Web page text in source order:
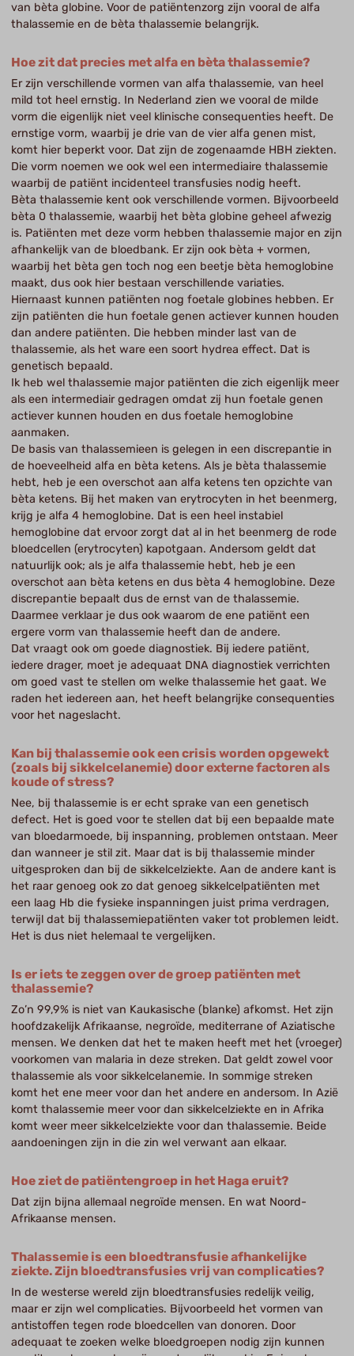
van bèta globine. Voor de patiëntenzorg zijn vooral de alfa
thalassemie en de bèta thalassemie belangrijk.
Hoe zit dat precies met alfa en bèta thalassemie?
Er zijn verschillende vormen van alfa thalassemie, van heel
mild tot heel ernstig. In Nederland zien we vooral de milde
vorm die eigenlijk niet veel klinische consequenties heeft. De
ernstige vorm, waarbij je drie van de vier alfa genen mist,
komt hier beperkt voor. Dat zijn de zogenaamde HBH ziekten.
Die vorm noemen we ook wel een intermediaire thalassemie
waarbij de patiënt incidenteel transfusies nodig heeft.
Bèta thalassemie kent ook verschillende vormen. Bijvoorbeeld
bèta 0 thalassemie, waarbij het bèta globine geheel afwezig
is. Patiënten met deze vorm hebben thalassemie major en zijn
afhankelijk van de bloedbank. Er zijn ook bèta + vormen,
waarbij het bèta gen toch nog een beetje bèta hemoglobine
maakt, dus ook hier bestaan verschillende variaties.
Hiernaast kunnen patiënten nog foetale globines hebben. Er
zijn patiënten die hun foetale genen actiever kunnen houden
dan andere patiënten. Die hebben minder last van de
thalassemie, als het ware een soort hydrea effect. Dat is
genetisch bepaald.
Ik heb wel thalassemie major patiënten die zich eigenlijk meer
als een intermediair gedragen omdat zij hun foetale genen
actiever kunnen houden en dus foetale hemoglobine
aanmaken.
De basis van thalassemieen is gelegen in een discrepantie in
de hoeveelheid alfa en bèta ketens. Als je bèta thalassemie
hebt, heb je een overschot aan alfa ketens ten opzichte van
bèta ketens. Bij het maken van erytrocyten in het beenmerg,
krijg je alfa 4 hemoglobine. Dat is een heel instabiel
hemoglobine dat ervoor zorgt dat al in het beenmerg de rode
bloedcellen (erytrocyten) kapotgaan. Andersom geldt dat
natuurlijk ook; als je alfa thalassemie hebt, heb je een
overschot aan bèta ketens en dus bèta 4 hemoglobine. Deze
discrepantie bepaalt dus de ernst van de thalassemie.
Daarmee verklaar je dus ook waarom de ene patiënt een
ergere vorm van thalassemie heeft dan de andere.
Dat vraagt ook om goede diagnostiek. Bij iedere patiënt,
iedere drager, moet je adequaat DNA diagnostiek verrichten
om goed vast te stellen om welke thalassemie het gaat. We
raden het iedereen aan, het heeft belangrijke consequenties
voor het nageslacht.
Kan bij thalassemie ook een crisis worden opgewekt
(zoals bij sikkelcelanemie) door externe factoren als
koude of stress?
Nee, bij thalassemie is er echt sprake van een genetisch
defect. Het is goed voor te stellen dat bij een bepaalde mate
van bloedarmoede, bij inspanning, problemen ontstaan. Meer
dan wanneer je stil zit. Maar dat is bij thalassemie minder
uitgesproken dan bij de sikkelcelziekte. Aan de andere kant is
het raar genoeg ook zo dat genoeg sikkelcelpatiënten met
een laag Hb die fysieke inspanningen juist prima verdragen,
terwijl dat bij thalassemiepatiënten vaker tot problemen leidt.
Het is dus niet helemaal te vergelijken.
Is er iets te zeggen over de groep patiënten met
thalassemie?
Zo’n 99,9% is niet van Kaukasische (blanke) afkomst. Het zijn
hoofdzakelijk Afrikaanse, negroïde, mediterrane of Aziatische
mensen. We denken dat het te maken heeft met het (vroeger)
voorkomen van malaria in deze streken. Dat geldt zowel voor
thalassemie als voor sikkelcelanemie. In sommige streken
komt het ene meer voor dan het andere en andersom. In Azië
komt thalassemie meer voor dan sikkelcelziekte en in Afrika
komt weer meer sikkelcelziekte voor dan thalassemie. Beide
aandoeningen zijn in die zin wel verwant aan elkaar.
Hoe ziet de patiëntengroep in het Haga eruit?
Dat zijn bijna allemaal negroïde mensen. En wat Noord-
Afrikaanse mensen.
Thalassemie is een bloedtransfusie afhankelijke
ziekte. Zijn bloedtransfusies vrij van complicaties?
In de westerse wereld zijn bloedtransfusies redelijk veilig,
maar er zijn wel complicaties. Bijvoorbeeld het vormen van
antistoffen tegen rode bloedcellen van donoren. Door
adequaat te zoeken welke bloedgroepen nodig zijn kunnen